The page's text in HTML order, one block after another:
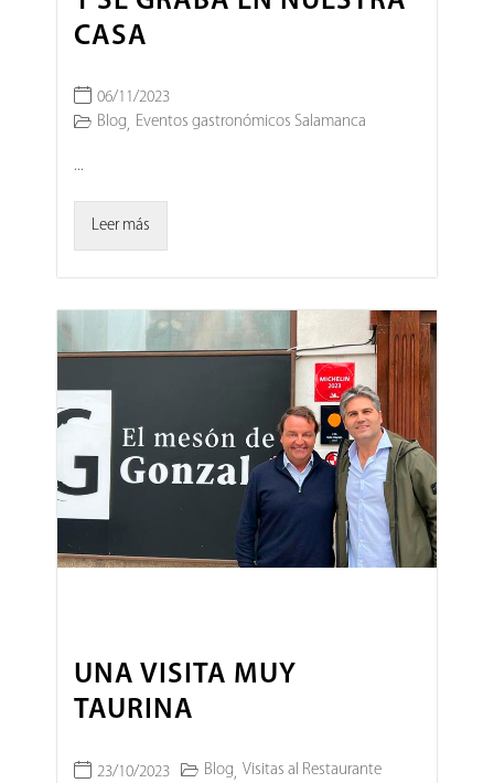
CASA
06/11/2023
Blog, Eventos gastronómicos Salamanca
...
Leer más
UNA VISITA MUY
TAURINA
23/10/2023 Blog, Visitas al Restaurante